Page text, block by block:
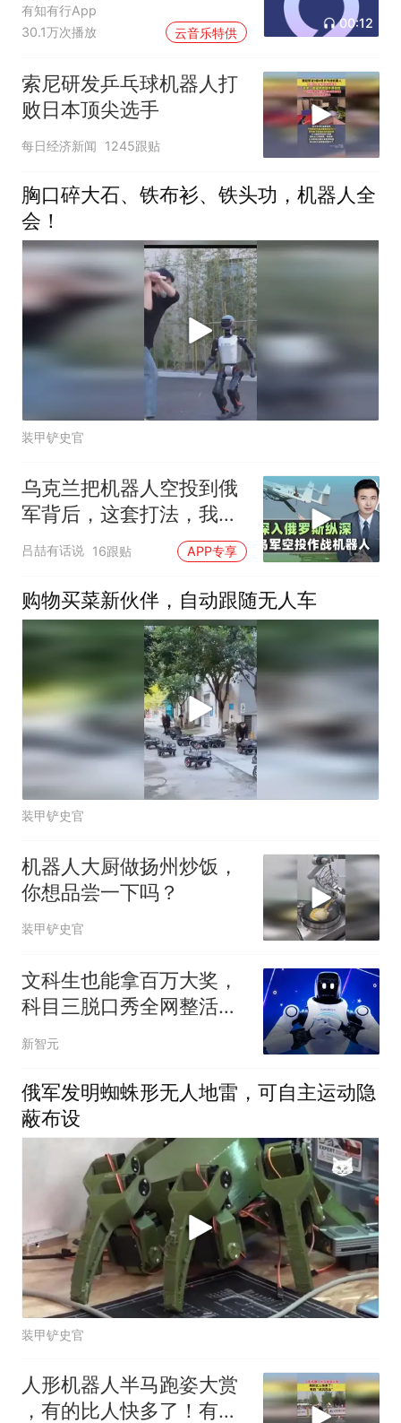
有知有行App
30.1万次播放
云音乐特供
00:12
索尼研发乒乓球机器人打
败日本顶尖选手
每日经济新闻 1245跟贴
胸口碎大石、铁布衫、铁头功，机器人全
会！
装甲铲史官
乌克兰把机器人空投到俄
军背后，这套打法，我们
80年前就玩明白了
吕喆有话说 16跟贴 APP专享
购物买菜新伙伴，自动跟随无人车
装甲铲史官
机器人大厨做扬州炒饭，
你想品尝一下吗？
装甲铲史官
文科生也能拿百万大奖，
科目三脱口秀全网整活！
智元灵创创意大赛来了
新智元
俄军发明蜘蛛形无人地雷，可自主运动隐
蔽布设
装甲铲史官
人形机器人半马跑姿大赏
，有的比人快多了！有的